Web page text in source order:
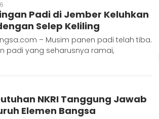
Padi di Jember Keluhkan
Selep Keliling
– Musim panen padi telah tiba.
padi yang seharusnya ramai,
NKRI Tanggung Jawab
Elemen Bangsa